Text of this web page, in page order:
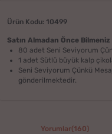
Ürün Kodu: 10499
Satın Almadan Önce
80 adet Seni Seviyorum
1 adet Sütlü büyük kalp
Seni Seviyorum Çünkü
gönderilmektedir.
Yorumlar(160)